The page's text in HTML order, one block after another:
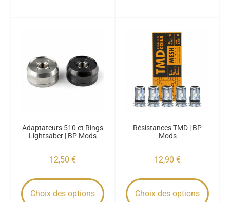
Adaptateurs 510 et Rings
Lightsaber | BP Mods
12,50 €
Choix des options
Résistances TMD | BP
Mods
12,90 €
Choix des options